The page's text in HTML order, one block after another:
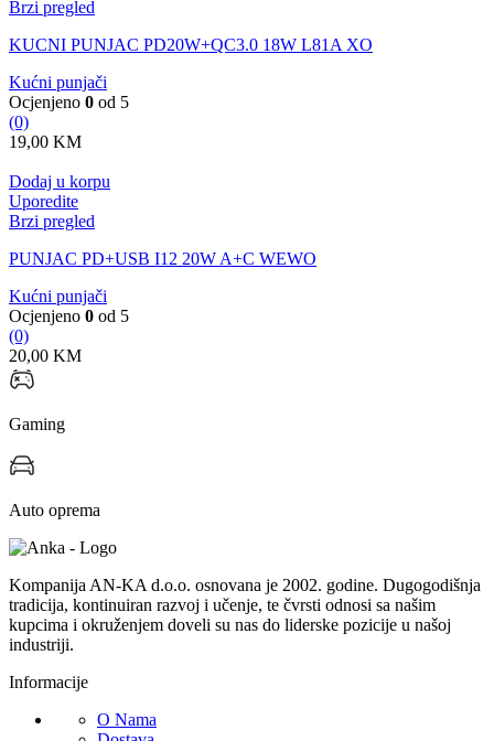
Brzi pregled
KUCNI PUNJAC PD20W+QC3.0 18W L81A XO
Kućni punjači
Ocjenjeno 0 od 5
(0)
19,00 KM
Dodaj u korpu
Uporedite
Brzi pregled
PUNJAC PD+USB I12 20W A+C WEWO
Kućni punjači
Ocjenjeno 0 od 5
(0)
20,00 KM
Gaming
Auto oprema
Kompanija AN-KA d.o.o. osnovana je 2002. godine. Dugogodišnja
tradicija, kontinuiran razvoj i učenje, te čvrsti odnosi sa našim
kupcima i okruženjem doveli su nas do liderske pozicije u našoj
industriji.
Informacije
O Nama